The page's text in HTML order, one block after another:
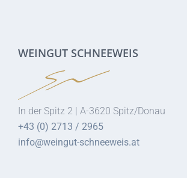
WEINGUT SCHNEEWEIS
In der Spitz 2 | A-3620 Spitz/Donau
+43 (0) 2713 / 2965
info@weingut-schneeweis.at